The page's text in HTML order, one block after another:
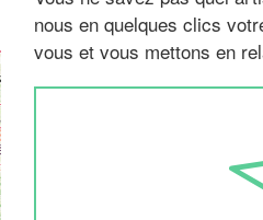
nous en quelques clics
vous et vous mettons en